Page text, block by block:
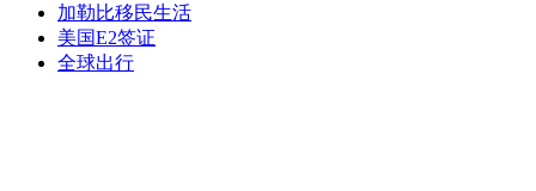
加勒比移民生活
美国E2签证
全球出行